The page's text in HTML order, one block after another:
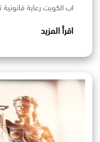
اب الكويت رعاية
اقرأ المزيد